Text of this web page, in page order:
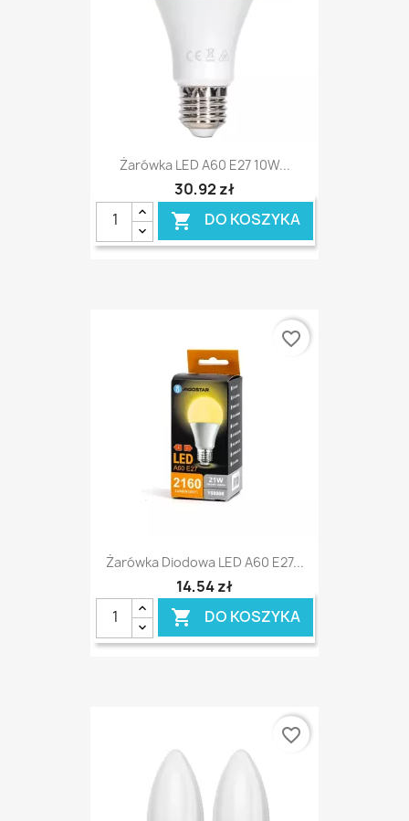
Żarówka LED A60 E27 10W...
30,92 zł
 DO KOSZYKA
Żarówka Diodowa LED A60 E27...
14,54 zł
 DO KOSZYKA
favorite_border
favorite_border